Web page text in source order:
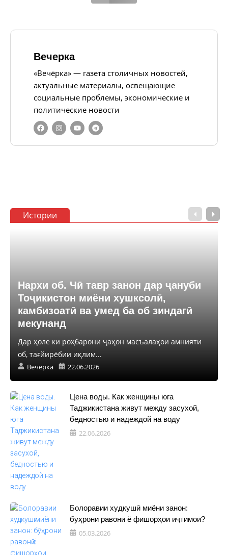
Вечерка
«Вечёрка» — газета столичных новостей,
актуальные материалы, освещающие
социальные проблемы, экономические и
политические новости
Истории
Нархи об. Чӣ тавр занон дар ҷануби
Тоҷикистон миёни хушксолӣ,
камбизоатӣ ва умед ба об зиндагӣ
мекунанд
Дар ҳоле ки роҳбарони ҷаҳон масъалаҳои амнияти
об, тағйирёбии иқлим...
Вечерка 22.06.2026
Цена воды. Как женщины юга
Таджикистана живут между засухой,
бедностью и надеждой на воду
22.06.2026
Болоравии худкушӣ миёни занон:
бӯҳрони равонӣ ё фишорҳои иҷтимоӣ?
05.03.2026